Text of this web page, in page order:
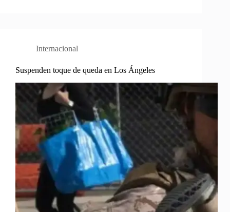
Internacional
Suspenden toque de queda en Los Ángeles